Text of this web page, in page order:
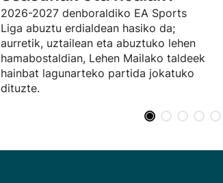
2026-2027 denboraldiko EA Sports
Liga abuztu erdialdean hasiko da;
aurretik, uztailean eta abuztuko lehen
hamabostaldian, Lehen Mailako taldeek
hainbat lagunarteko partida jokatuko
dituzte.